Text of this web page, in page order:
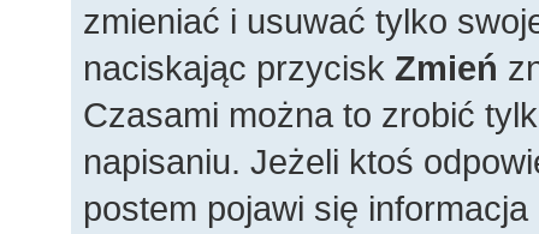
zmieniać i usuwać tylko
naciskając przycisk Zmień
Czasami można to zrobić
napisaniu. Jeżeli ktoś
postem pojawi się